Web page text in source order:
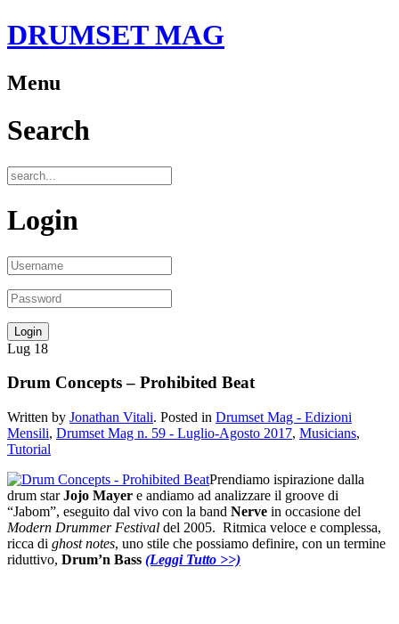
DRUMSET MAG
Menu
Search
Login
Lug 18
Drum Concepts – Prohibited Beat
Written by Jonathan Vitali. Posted in Drumset Mag - Edizioni
Mensili, Drumset Mag n. 59 - Luglio-Agosto 2017, Musicians,
Tutorial
Prendiamo ispirazione dalla
drum starJojo Mayer e andiamo ad analizzare il groove di
“Jabom”, eseguito dal vivo con la band Nerve in occasione del
Modern Drummer Festival del 2005. Ritmica veloce e complessa,
ricca di ghost notes, uno stile che possiamo definire, con un termine
riduttivo, Drum’n Bass (Leggi Tutto >>)